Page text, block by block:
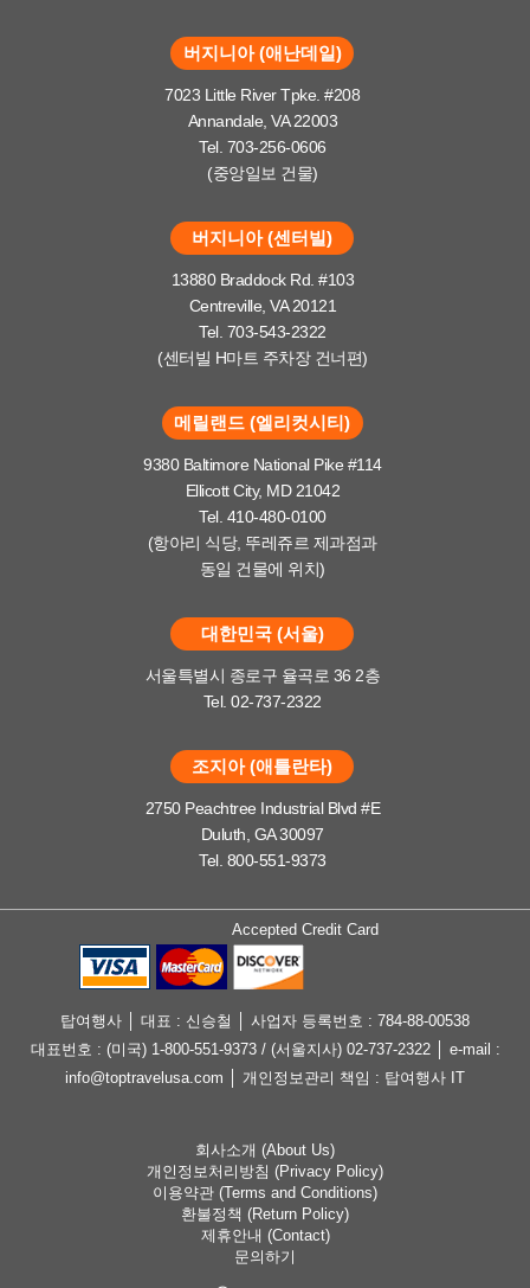
버지니아 (애난데일)
7023 Little River Tpke. #208
Annandale, VA 22003
Tel. 703-256-0606
(중앙일보 건물)
버지니아 (센터빌)
13880 Braddock Rd. #103
Centreville, VA 20121
Tel. 703-543-2322
(센터빌 H마트 주차장 건너편)
메릴랜드 (엘리컷시티)
9380 Baltimore National Pike #114
Ellicott City, MD 21042
Tel. 410-480-0100
(항아리 식당, 뚜레쥬르 제과점과
동일 건물에 위치)
대한민국 (서울)
서울특별시 종로구 율곡로 36 2층
Tel. 02-737-2322
조지아 (애틀란타)
2750 Peachtree Industrial Blvd #E
Duluth, GA 30097
Tel. 800-551-9373
Accepted Credit Card
탑여행사 │ 대표 : 신승철 │ 사업자 등록번호 : 784-88-00538
대표번호 : (미국) 1-800-551-9373 / (서울지사) 02-737-2322 │ e-mail :
info@toptravelusa.com │ 개인정보관리 책임 : 탑여행사 IT
회사소개 (About Us)
개인정보처리방침 (Privacy Policy)
이용약관 (Terms and Conditions)
환불정책 (Return Policy)
제휴안내 (Contact)
문의하기